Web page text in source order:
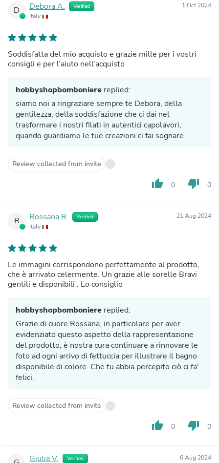
D Debora A. Verified
Italy
1 Oct 2024
Soddisfatta del mio acquisto e grazie mille per i vostri
consigli e per l’aiuto nell’acquisto
hobbyshopbomboniere replied:
siamo noi a ringraziare sempre te Debora, della
gentilezza, della soddisfazione che ci dai nel
trasformare i nostri filati in autentici capolavori,
quando guardiamo le tue creazioni ci fai sognare.
Review collected from invite
thumb_up 0 thumb_down 0
R Rossana B. Verified
Italy
21 Aug 2024
Le immagini corrispondono perfettamente al prodotto,
che è arrivato celermente. Un grazie alle sorelle Bravi
gentili e disponibili . Lo consiglio
hobbyshopbomboniere replied:
Grazie di cuore Rossana, in particolare per aver
evidenziato questo aspetto della rappresentazione
del prodotto, è nostra cura continuare a rinnovare le
foto ad ogni arrivo di fettuccia per illustrare il bagno
disponibile di colore. Che tu abbia percepito ciò ci fa'
felici.
Review collected from invite
thumb_up 0 thumb_down 0
Giulia V. Verified 6 Aug 2024